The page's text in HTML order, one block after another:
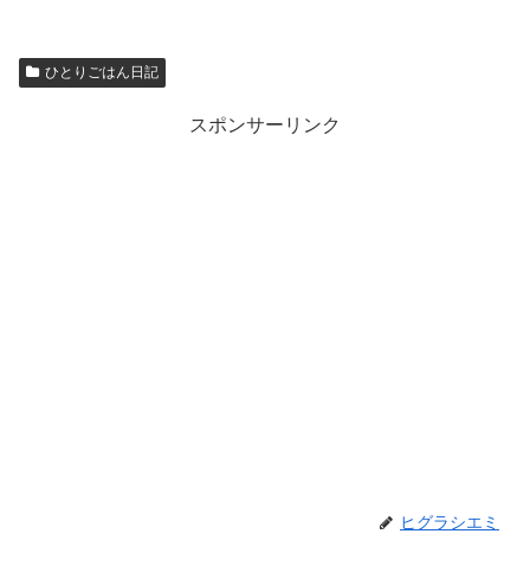
ひとりごはん日記
スポンサーリンク
ヒグラシエミ